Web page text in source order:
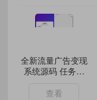
全新流量广告变现
系统源码 任务管
查看